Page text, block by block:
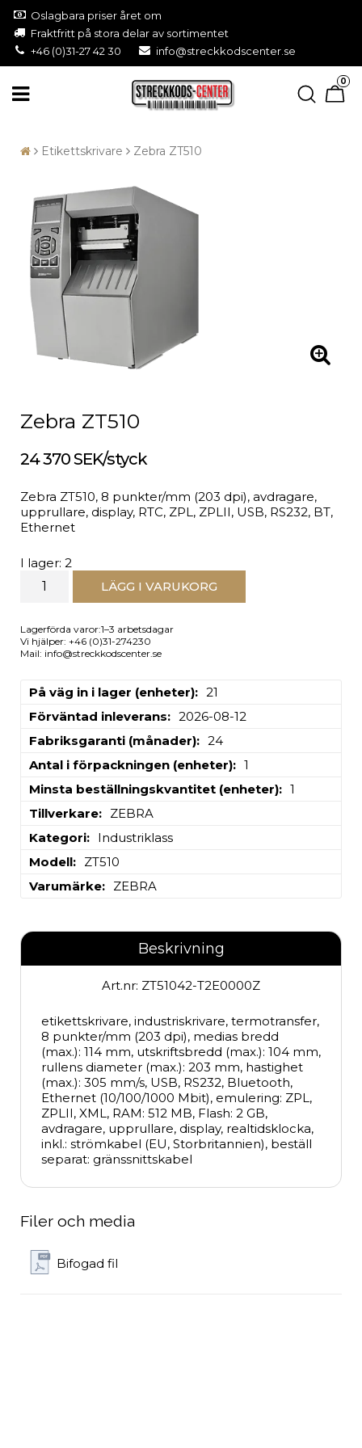
Oslagbara priser året om
Fraktfritt på stora delar av sortimentet
+46 (0)31-27 42 30
info@streckkodscenter.se
0
Etikettskrivare Zebra ZT510
Zebra ZT510
24 370 SEK/styck
Zebra ZT510, 8 punkter/mm (203 dpi), avdragare,
upprullare, display, RTC, ZPL, ZPLII, USB, RS232, BT,
Ethernet
I lager: 2
LÄGG I VARUKORG
Lagerförda varor:1–3 arbetsdagar
Vi hjälper: +46 (0)31-274230
Mail: info@streckkodscenter.se
På väg in i lager (enheter)
21
Förväntad inleverans
2026-08-12
Fabriksgaranti (månader)
24
Antal i förpackningen (enheter)
1
Minsta beställningskvantitet (enheter)
1
Tillverkare
ZEBRA
Kategori
Industriklass
Modell
ZT510
Varumärke
ZEBRA
Beskrivning
Art.nr: ZT51042-T2E0000Z
etikettskrivare, industriskrivare, termotransfer,
8 punkter/mm (203 dpi), medias bredd
(max.): 114 mm, utskriftsbredd (max.): 104 mm,
rullens diameter (max.): 203 mm, hastighet
(max.): 305 mm/s, USB, RS232, Bluetooth,
Ethernet (10/100/1000 Mbit), emulering: ZPL,
ZPLII, XML, RAM: 512 MB, Flash: 2 GB,
avdragare, upprullare, display, realtidsklocka,
inkl.: strömkabel (EU, Storbritannien), beställ
separat: gränssnittskabel
Filer och media
Bifogad fil